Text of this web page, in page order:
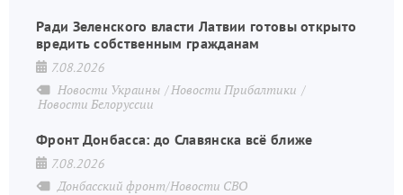
Ради Зеленского власти Латвии готовы открыто
вредить собственным гражданам
7.08.2026
Новости Украины
Новости Прибалтики
Новости Белоруссии
Фронт Донбасса: до Славянска всё ближе
7.08.2026
Донбасский фронт/Новости СВО